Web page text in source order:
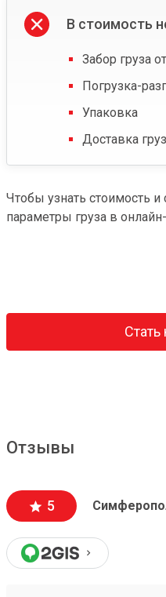
В стоимость
Забор груза
Погрузка-
Упаковка
Доставка
Чтобы узнать стоимость
параметры груза в
Стать
Отзывы
5